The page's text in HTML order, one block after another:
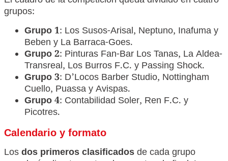
grupos:
Grupo 1: Los Susos-Arisal, Neptuno, Inafuma y
Beben y La Barraca-Goes.
Grupo 2: Pinturas Fan-Bar Los Tanas, La Aldea-
Transreal, Los Burros F.C. y Passing Shock.
Grupo 3: D’Locos Barber Studio, Nottingham
Cuello, Puassa y Avispas.
Grupo 4: Contabilidad Soler, Ren F.C. y
Picotres.
Calendario y formato
Losdos primeros clasificadosde cada grupo